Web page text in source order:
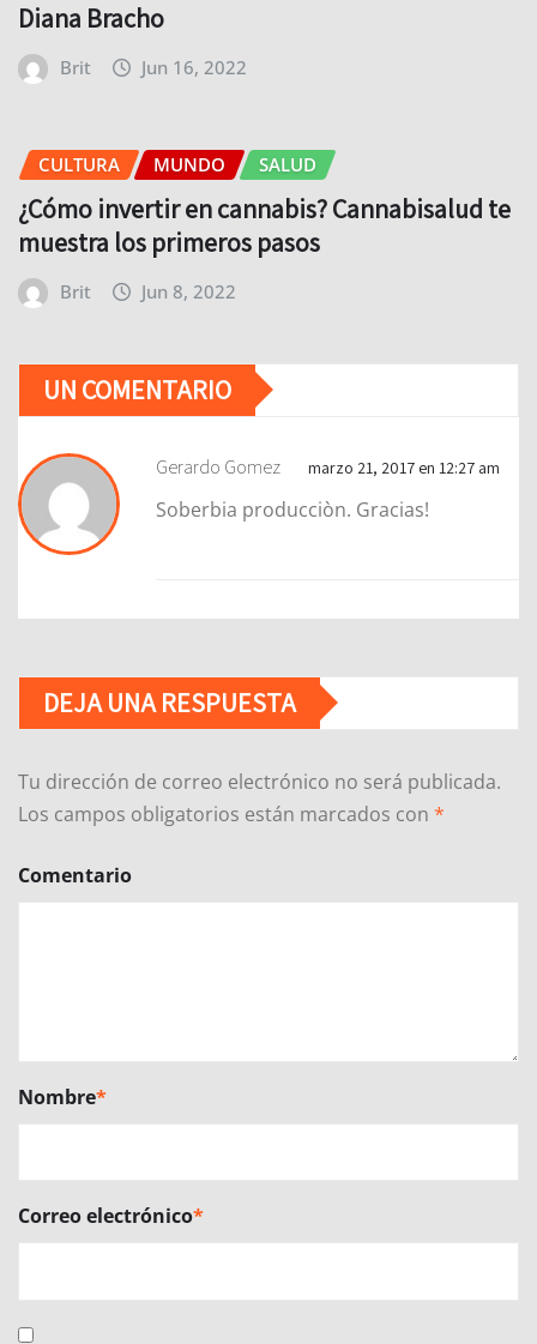
Diana Bracho
Brit Jun 16, 2022
CULTURA MUNDO SALUD
¿Cómo invertir en cannabis? Cannabisalud te
muestra los primeros pasos
Brit Jun 8, 2022
UN COMENTARIO
Gerardo Gomez marzo 21, 2017 en 12:27 am
Soberbia producciòn. Gracias!
DEJA UNA RESPUESTA
Tu dirección de correo electrónico no será publicada.
Los campos obligatorios están marcados con *
Comentario
Nombre*
Correo electrónico*